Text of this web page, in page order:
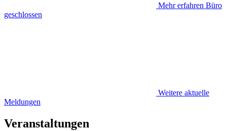
Mehr erfahren Büro
geschlossen
Weitere aktuelle
Meldungen
Veranstaltungen